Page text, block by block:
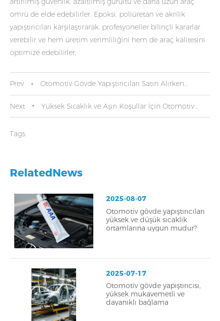
ömrü de elde edebilirler. Epoksi, poliüretan ve akrilik
yapıştırıcıları karşılaştırarak, profesyoneller bilinçli kararlar
verebilir ve hem üretim verimliliğini hem de araç kalitesini
optimize edebilirler.
Prev Otomotiv Gövde Yapıştırıcıları Satın Alırken
Uyumluluğun ve Sertifikasyonun Sağlanması
Next Yüksek Sıcaklık ve Aşırı Koşullar İçin Otomotiv
Tags:
RelatedNews
2025-08-07
Otomotiv gövde yapıştırıcıları
yüksek ve düşük sıcaklık
ortamlarına uygun mudur?
2025-07-17
Otomotiv gövde yapıştırıcısı,
yüksek mukavemetli ve
dayanıklı bağlama